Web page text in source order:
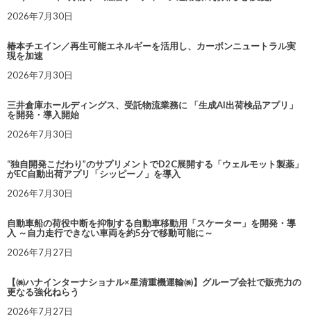
2026年7月30日
椿本チエイン／再生可能エネルギーを活用し、カーボンニュートラル実
現を加速
2026年7月30日
三井倉庫ホールディングス、受託物流業務に 「生成AI出荷検品アプリ」
を開発・導入開始
2026年7月30日
“独自開発こだわり”のサプリメントでD2C展開する「ウェルモット製薬」
がEC自動出荷アプリ「シッピーノ」を導入
2026年7月30日
自動車船の荷役中断を抑制する自動車移動用「スケーター」を開発・導
入 ～自力走行できない車両を約5分で移動可能に～
2026年7月27日
【㈱ハナインターナショナル×星清重機運輸㈱】グループ会社で販売力の
更なる強化ねらう
2026年7月27日